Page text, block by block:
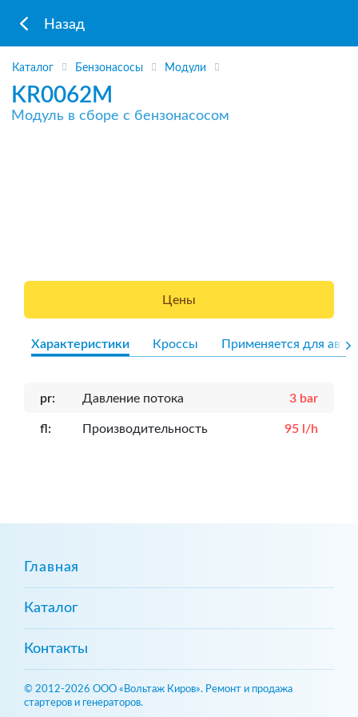
Назад
Каталог Бензонасосы Модули
KR0062M
Модуль в сборе с бензонасосом
Цены
Характеристики Кроссы Применяется для авто
pr: Давление потока 3 bar
fl: Производительность 95 l/h
Главная
Каталог
Контакты
© 2012-2026 ООО «Вольтаж Киров». Ремонт и продажа
стартеров и генераторов.